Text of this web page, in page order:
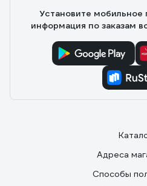
Установите мобильное
информация по заказам
Адреса
Способы